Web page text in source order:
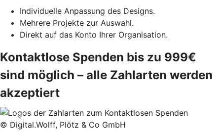
Individuelle Anpassung des Designs.
Mehrere Projekte zur Auswahl.
Direkt auf das Konto Ihrer Organisation.
Kontaktlose Spenden bis zu 999€
sind möglich – alle Zahlarten werden
akzeptiert
© Digital.Wolff, Plötz & Co GmbH